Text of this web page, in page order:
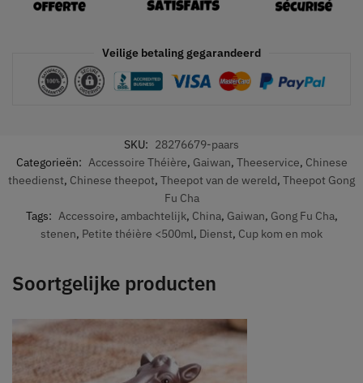
Veilige betaling gegarandeerd
SKU: 28276679-paars
Categorieën: Accessoire Théière, Gaiwan, Theeservice, Chinese
theedienst, Chinese theepot, Theepot van de wereld, Theepot Gong
Fu Cha
Tags: Accessoire, ambachtelijk, China, Gaiwan, Gong Fu Cha,
stenen, Petite théière <500ml, Dienst, Cup kom en mok
Soortgelijke producten